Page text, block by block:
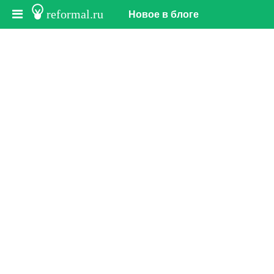
reformal.ru Новое в блоге